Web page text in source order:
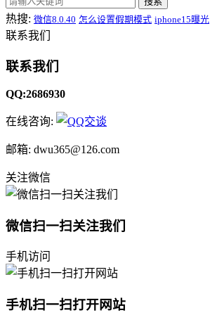
热搜: 微信8.0.40 怎么设置假期模式 iphone15曝光
联系我们
联系我们
QQ:2686930
在线咨询:
邮箱: dwu365@126.com
关注微信
微信扫一扫关注我们
手机访问
手机扫一扫打开网站